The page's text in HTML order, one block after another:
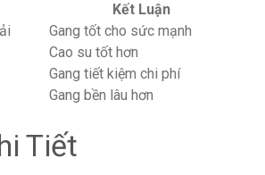
Kết Luận
Gang tốt cho sức mạnh
Cao su tốt hơn
Gang tiết kiệm chi phí
Gang bền lâu hơn
Tiết